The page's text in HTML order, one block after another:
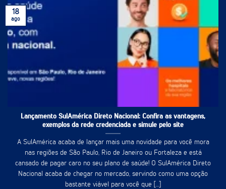
Lançamento SulAmérica Direto Nacional: Confira as vantagens,
exemplos da rede credenciada e simule pelo site
A SulAmérica acaba de lançar mais uma novidade para você mora
nas regiões de São Paulo, Rio de Janeiro ou Fortaleza e está
cansado de pagar caro no seu plano de saúde! O SulAmérica Direto
Nacional acaba de chegar no mercado, servindo como uma opção
bastante viável para você que [...]
18
ago